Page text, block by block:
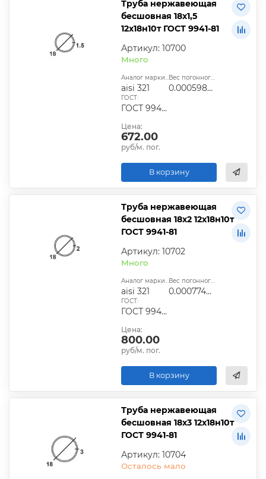
Труба нержавеющая
бесшовная 18х1,5
12х18н10т ГОСТ 9941-81
Артикул: 10700
Много
Аналог марки стали:
aisi 321
Вес погонного метра, т.:
0.0005987025
ГОСТ:
ГОСТ 9940-81, ГОСТ 9941-81, ГОСТ 24030-80, ГОСТ 10498-82
Цена:
672.00
руб/м. пог.
В корзину
Труба нержавеющая
бесшовная 18х2 12х18н10т
ГОСТ 9941-81
Артикул: 10702
Много
Аналог марки стали:
aisi 321
Вес погонного метра, т.:
0.00077408
ГОСТ:
ГОСТ 9940-81, ГОСТ 9941-81, ГОСТ 24030-80, ГОСТ 10498-82
Цена:
800.00
руб/м. пог.
В корзину
Труба нержавеющая
бесшовная 18х3 12х18н10т
ГОСТ 9941-81
Артикул: 10704
Осталось мало